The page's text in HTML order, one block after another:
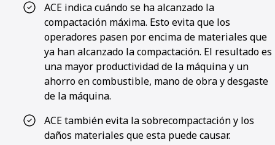
ACE indica cuándo se ha alcanzado la
compactación máxima. Esto evita que los
operadores pasen por encima de materiales que
ya han alcanzado la compactación. El resultado es
una mayor productividad de la máquina y un
ahorro en combustible, mano de obra y desgaste
de la máquina.
ACE también evita la sobrecompactación y los
daños materiales que esta puede causar.